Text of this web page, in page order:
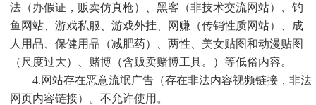
法（办假证，贩卖仿真枪）、黑客（非技术交流网站）、钓
鱼网站、游戏私服、游戏外挂、网赚（传销性质网站）、成
人用品、保健用品（减肥药）、两性、美女贴图和动漫贴图
（尺度过大）、赌博（含贩卖赌博工具。）等低俗内容。
4.网站存在恶意流氓广告（存在非法内容视频链接，非法
网页内容链接）。不允许使用。